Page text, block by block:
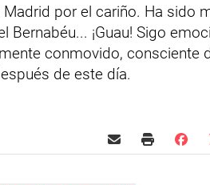
por el cariño. Ha sido
Bernabéu... ¡Guau! Sigo
conmovido, consciente
de este día.